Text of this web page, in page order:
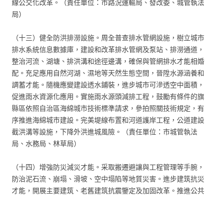
線公交化改革。（責任單位：市路況運輸局、發改委、城管執法
局）
（十三）健全防洪排澇設施。周全普查排水管網設施，樹立城市
排水系統信息數據庫，建設和改革排水管網及泵站、排澇通道，
整治河流、湖塘、排洪溝和途徑邊溝，確保與管網排水才能相婚
配。充足應用自然河湖、濕地等天然生態空間，晉陞水源涵養和
調蓄才能。隨機應變建設透水鋪裝，進步城市可滲透空中面積，
促進雨水資源化應用。實施雨水源頭減排工程，鼓勵有條件的旗
縣區依照自治區海綿城市技術標準請求，參拍照關技術規定，有
序推進海綿城市建設。完美堤線布置和河道護岸工程，公道建設
截洪溝等設施，下降外洪進城風險。（責任單位：市城管執法
局、水務局、林草局）
（十四）增強防災減災才能。采取搬遷避讓與工程管理等手腕，
防治泥石流、崩塌、滑坡、空中塌陷等地質災害。進步建筑抗災
才能，開展主要建筑、老舊建筑抗震鑒定及加固改革。推進公共